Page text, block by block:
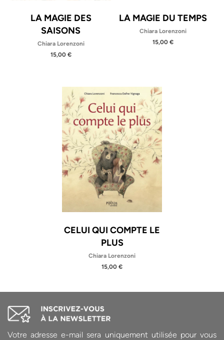
LA MAGIE DES
SAISONS
Chiara Lorenzoni
15,00 €
LA MAGIE DU TEMPS
Chiara Lorenzoni
15,00 €
CELUI QUI COMPTE LE
PLUS
Chiara Lorenzoni
15,00 €
Votre adresse e-mail sera uniquement utilisée pour vous